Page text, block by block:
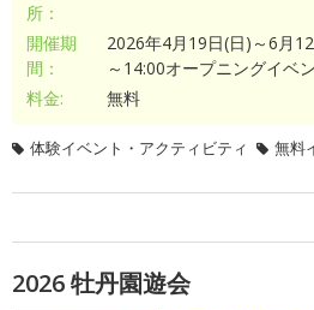
所：
開催期
間：
2026年4月19日(日)～6月
～14:00オープニングイベ
料金:
無料
体験イベント・アクティビティ 無料
2026 牡丹園遊会